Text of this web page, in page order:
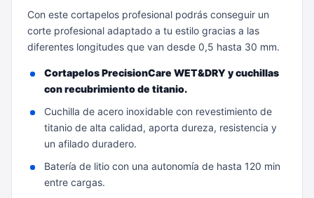
Con este cortapelos profesional podrás conseguir un
corte profesional adaptado a tu estilo gracias a las
diferentes longitudes que van desde 0,5 hasta 30 mm.
Cortapelos PrecisionCare WET&DRY y cuchillas
con recubrimiento de titanio.
Cuchilla de acero inoxidable con revestimiento de
titanio de alta calidad, aporta dureza, resistencia y
un afilado duradero.
Batería de litio con una autonomía de hasta 120 min
entre cargas.